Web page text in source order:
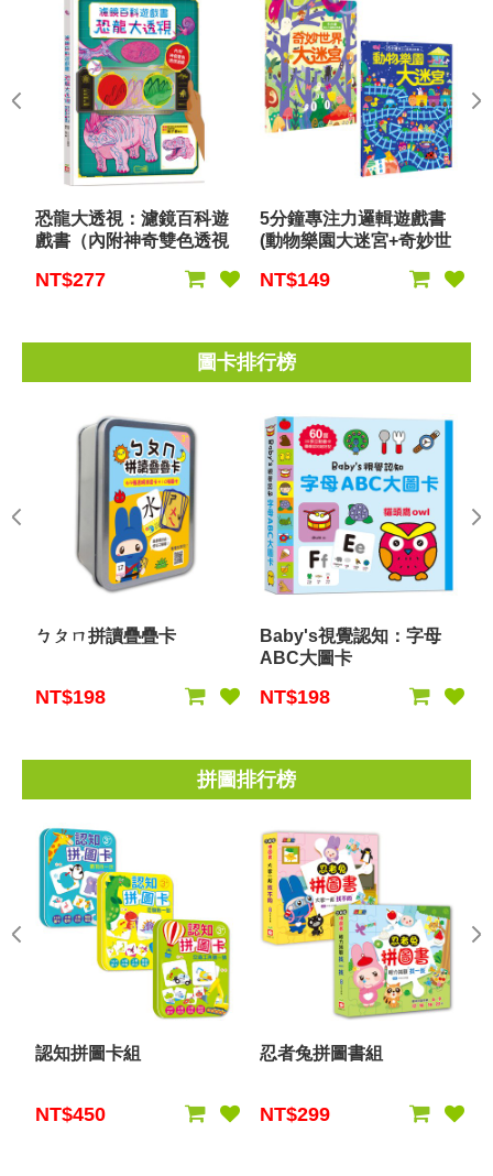
恐龍大透視：濾鏡百科遊
戲書（內附神奇雙色透視
案！）
NT$277
5分鐘專注力邏輯遊戲書
(動物樂園大迷宮+奇妙世
NT$149
圖卡排行榜
ㄅㄆㄇ拼讀疊疊卡
NT$198
Baby's視覺認知：字母
ABC大圖卡
NT$198
拼圖排行榜
認知拼圖卡組
NT$450
忍者兔拼圖書組
NT$299